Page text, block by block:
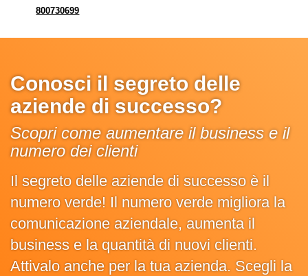
800730699
Conosci il segreto delle
aziende di successo?
Scopri come aumentare il business e il
numero dei clienti
Il segreto delle aziende di successo è il
numero verde! Il numero verde migliora la
comunicazione aziendale, aumenta il
business e la quantità di nuovi clienti.
Attivalo anche per la tua azienda. Scegli la